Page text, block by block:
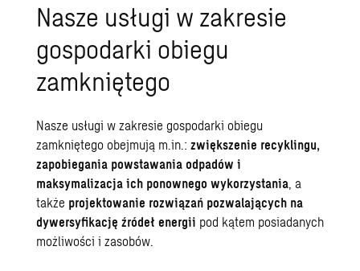
Nasze usługi w zakresie
gospodarki obiegu
zamkniętego
Nasze usługi w zakresie gospodarki obiegu
zamkniętego obejmują m.in.:zwiększenie recyklingu,
zapobiegania powstawania odpadów i
maksymalizacja ich ponownego wykorzystania, a
także projektowanie rozwiązań pozwalających na
dywersyfikację źródeł energii pod kątem posiadanych
możliwości i zasobów.